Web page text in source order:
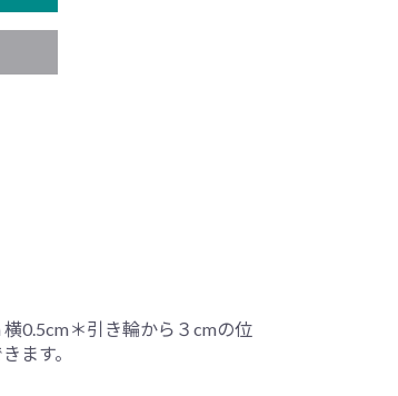
0.5cm＊引き輪から３cmの位
ます。